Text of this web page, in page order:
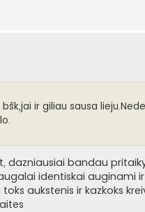
ir giliau sausa
dazniausiai bandau
identiskai auginami
aukstenis ir kazkoks